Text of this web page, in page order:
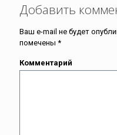
Добавить
Ваш e-mail не будет
помечены *
Комментарий